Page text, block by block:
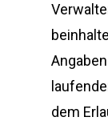
dem